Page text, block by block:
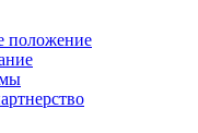
положение